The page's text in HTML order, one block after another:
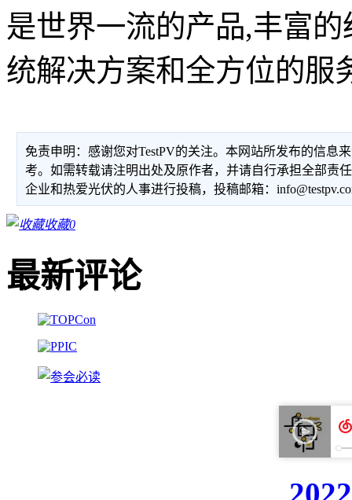
是世界一流的产品,丰富
统解决方案和全方位的服
免责申明：感谢您对TestPV的关注。本网站所发布的信息
考。如需转载请注明出处及原作者，并请自行承担全部责
企业和热爱光伏的人事进行投稿，投稿邮箱：
收藏0
最新评论